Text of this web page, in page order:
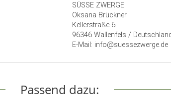
SÜSSE ZWERGE
Oksana Brückner
Kellerstraße 6
96346 Wallenfels /
E-Mail: info@suessezwerge.de
Passend dazu: